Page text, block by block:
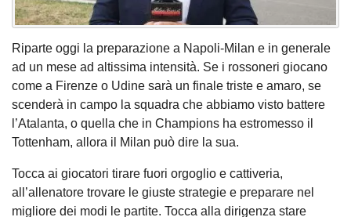
Riparte oggi la preparazione a Napoli-Milan e in generale
ad un mese ad altissima intensità. Se i rossoneri giocano
come a Firenze o Udine sarà un finale triste e amaro, se
scenderà in campo la squadra che abbiamo visto battere
l’Atalanta, o quella che in Champions ha estromesso il
Tottenham, allora il Milan può dire la sua.
Tocca ai giocatori tirare fuori orgoglio e cattiveria,
all’allenatore trovare le giuste strategie e preparare nel
migliore dei modi le partite. Tocca alla dirigenza stare